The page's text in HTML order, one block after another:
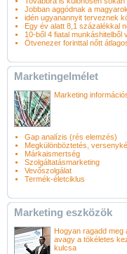
Jobban aggódnak a magyarok
idén ugyanannyit terveznek
Egy év alatt 8,1 százalékkal
10-ből 4 fiatal munkáshitelből
Ötvenezer forinttal nőtt
Marketingelmélet
Marketing
Gap analízis (rés elemzés)
Megkülönböztetés,
Márkaismertség
Szolgáltatásmarketing
Vevőszolgálat
Termék-életciklus
Marketing eszközök
Hogyan ragadd meg
avagy a tökéletes
kulcsa